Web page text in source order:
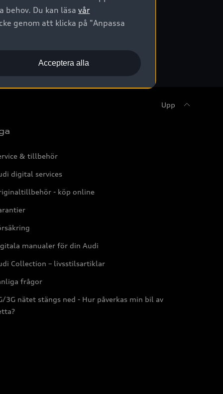
Upp
& tillbehör
digital services
- köp online
manualer för din Audi
Collection – livsstilsartiklar
frågor
3G nätet stängs ned - Hur påverkas min bil av
behov. Du kan läsavår
genom att klicka på "Anpassa
Acceptera alla